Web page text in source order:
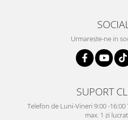
Urmareste-ne in
SUPORT
Telefon de Luni-Vineri 9:00 -
max. 1 zi